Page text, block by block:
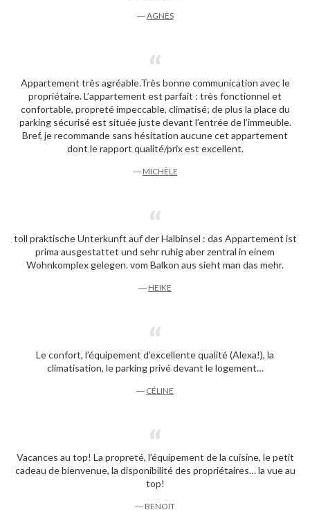
―AGNÈS
Appartement très agréable.Très bonne communication avec le
propriétaire. L’appartement est parfait : très fonctionnel et
confortable, propreté impeccable, climatisé; de plus la place du
parking sécurisé est située juste devant l’entrée de l’immeuble.
Bref, je recommande sans hésitation aucune cet appartement
dont le rapport qualité/prix est excellent.
― MICHÈLE
toll praktische Unterkunft auf der Halbinsel : das Appartement ist
prima ausgestattet und sehr ruhig aber zentral in einem
Wohnkomplex gelegen. vom Balkon aus sieht man das mehr.
― HEIKE
Le confort, l’équipement d’excellente qualité (Alexa!), la
climatisation, le parking privé devant le logement…
― CÉLINE
Vacances au top! La propreté, l’équipement de la cuisine, le petit
cadeau de bienvenue, la disponibilité des propriétaires… la vue au
top!
― BENOIT